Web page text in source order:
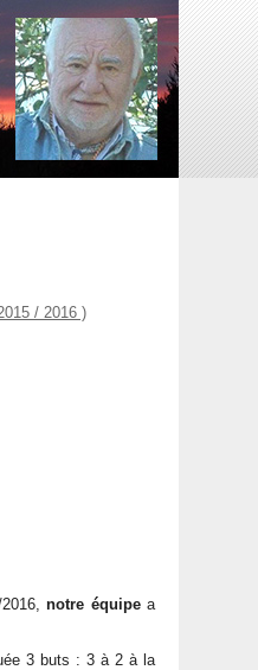
/ 2016 )
2016,notre équipea
3 buts : 3 à 2 à la